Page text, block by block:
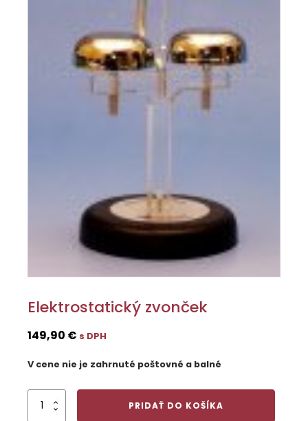
Elektrostatický zvonček
149,90 € s DPH
V cene nie je zahrnuté poštovné a balné
množstvo
Elektrostatický
PRIDAŤ DO KOŠÍKA